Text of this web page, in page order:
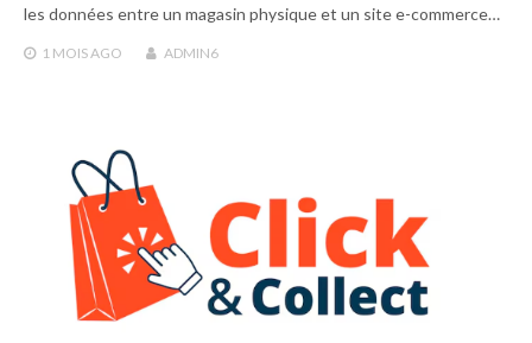
les données entre un magasin physique et un site e-commerce…
1 MOIS AGO ADMIN6